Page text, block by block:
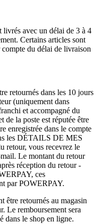
livrés avec un délai de 3 à 4
Certains articles sont
du délai de livraison
retournés dans les 10 jours
(uniquement dans
et accompagné du
de la poste est réputée être
enregistrée dans le compte
les DÉTAILS DE MES
retour, vous recevrez le
Le montant du retour
réception du retour -
ces
par POWERPAY.
être retournés au magasin
Le remboursement sera
dans le shop en ligne.